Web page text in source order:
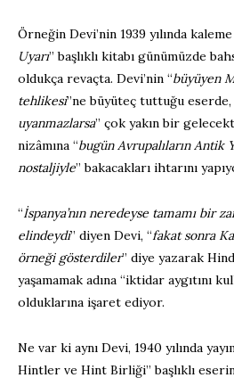
Örneğin Devi’nin 1939 yılında kaleme
Uyarı” başlıklı kitabı günümüzde
oldukça revaçta. Devi’nin “büyüyen
tehlikesi”ne büyüteç tuttuğu eserde,
uyanmazlarsa” çok yakın bir
nizâmına “bugün Avrupalıların Antik
nostaljiyle” bakacakları ihtarını
“İspanya’nın neredeyse tamamı bir
elindeydi” diyen Devi, “fakat sonra
örneği gösterdiler” diye yazarak
yaşamamak adına “iktidar aygıtını
olduklarına işaret ediyor.
Ne var ki aynı Devi, 1940 yılında
Hintler ve Hint Birliği” başlıklı